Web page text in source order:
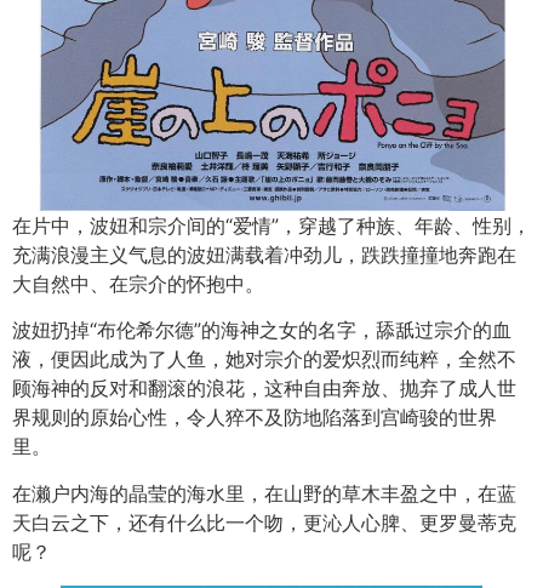
在片中，波妞和宗介间的“爱情”，穿越了种族、年龄、性别，
充满浪漫主义气息的波妞满载着冲劲儿，跌跌撞撞地奔跑在
大自然中、在宗介的怀抱中。
波妞扔掉“布伦希尔德”的海神之女的名字，舔舐过宗介的血
液，便因此成为了人鱼，她对宗介的爱炽烈而纯粹，全然不
顾海神的反对和翻滚的浪花，这种自由奔放、抛弃了成人世
界规则的原始心性，令人猝不及防地陷落到宫崎骏的世界
里。
在濑户内海的晶莹的海水里，在山野的草木丰盈之中，在蓝
天白云之下，还有什么比一个吻，更沁人心脾、更罗曼蒂克
呢？